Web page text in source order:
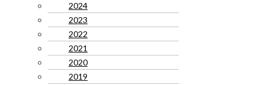
2024
2023
2022
2021
2020
2019